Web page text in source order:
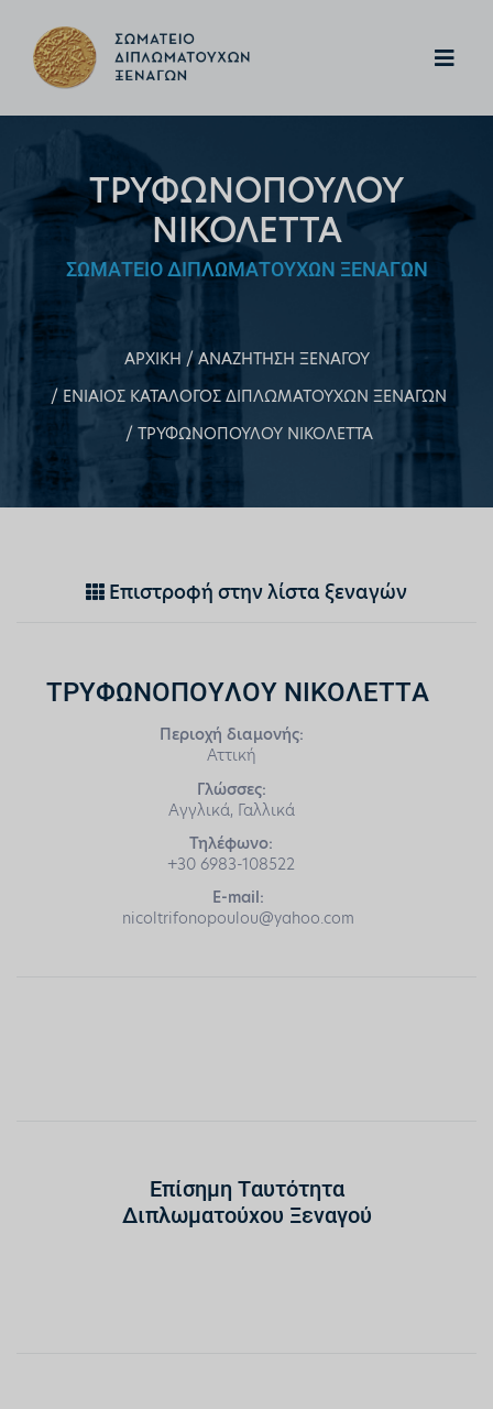
ΤΡΥΦΩΝΟΠΟΥΛΟΥ
ΝΙΚΟΛΕΤΤΑ
ΣΩΜΑΤΕΙΟ ΔΙΠΛΩΜΑΤΟΥΧΩΝ ΞΕΝΑΓΩΝ
ΑΡΧΙΚΗ
ΑΝΑΖΗΤΗΣΗ ΞΕΝΑΓΟΥ
ΕΝΙΑΙΟΣ ΚΑΤΑΛΟΓΟΣ ΔΙΠΛΩΜΑΤΟΥΧΩΝ ΞΕΝΑΓΩΝ
ΤΡΥΦΩΝΟΠΟΥΛΟΥ ΝΙΚΟΛΕΤΤΑ
Επιστροφή στην λίστα ξεναγών
ΤΡΥΦΩΝΟΠΟΥΛΟΥ ΝΙΚΟΛΕΤΤΑ
Περιοχή διαμονής:
Αττική
Γλώσσες:
Αγγλικά, Γαλλικά
Τηλέφωνο:
+30 6983-108522
E-mail:
nicoltrifonopoulou@yahoo.com
Επίσημη Ταυτότητα
Διπλωματούχου Ξεναγού